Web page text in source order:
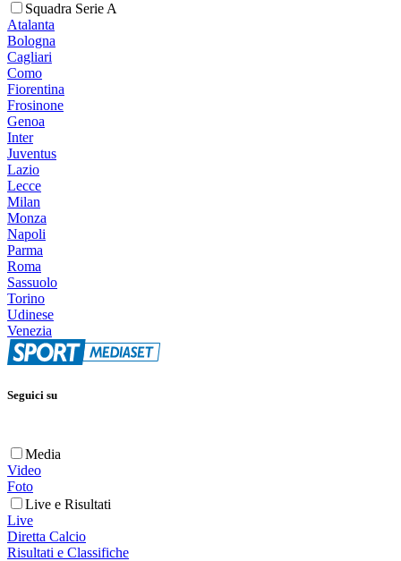
Squadra Serie A
Atalanta
Bologna
Cagliari
Como
Fiorentina
Frosinone
Genoa
Inter
Juventus
Lazio
Lecce
Milan
Monza
Napoli
Parma
Roma
Sassuolo
Torino
Udinese
Venezia
Seguici su
Media
Video
Foto
Live e Risultati
Live
Diretta Calcio
Risultati e Classifiche